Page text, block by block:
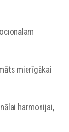
mierīgākai
harmonijai,